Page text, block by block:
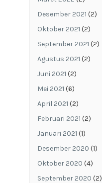
Desember 2021 (2)
Oktober 2021 (2)
September 2021 (2)
Agustus 2021 (2)
Juni 2021 (2)
Mei 2021 (6)
April 2021 (2)
Februari 2021 (2)
Januari 2021 (1)
Desember 2020 (1)
Oktober 2020 (4)
September 2020 (2)